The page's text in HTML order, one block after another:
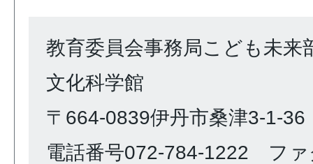
教育委員会事務局こども未来
文化科学館
〒664-0839伊丹市桑津3-1-36
電話番号072-784-1222 ファ